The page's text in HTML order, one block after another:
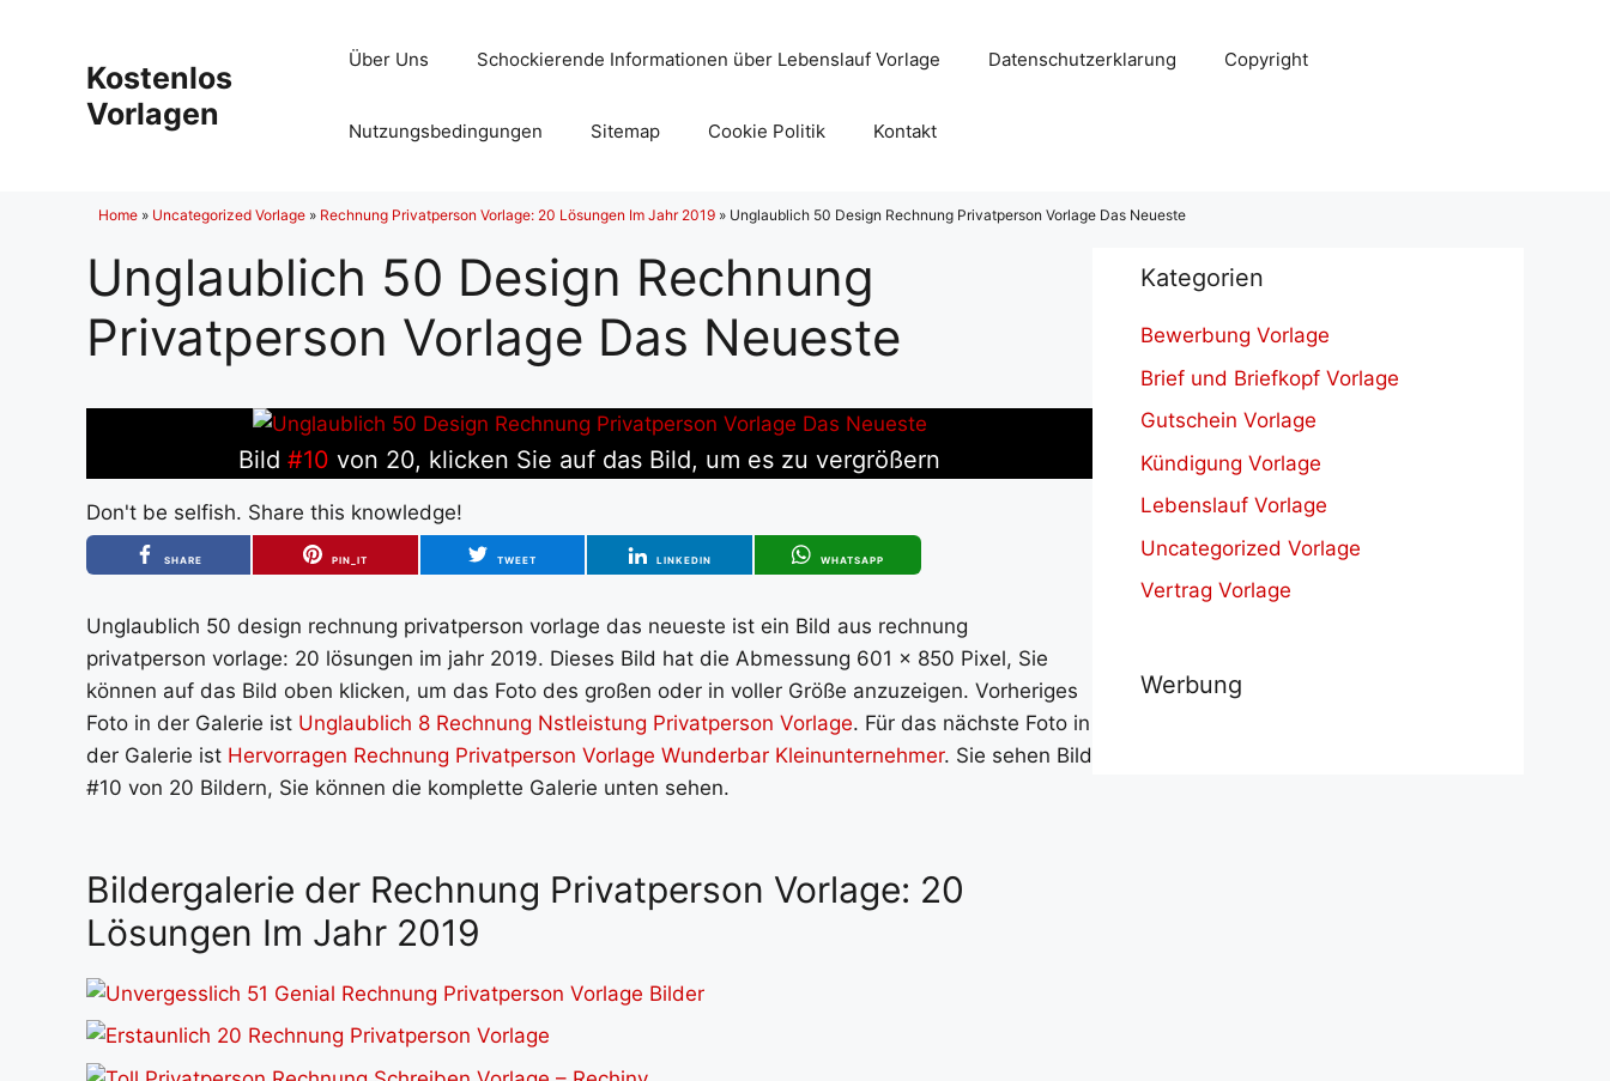
Kostenlos
Vorlagen
Über Uns Schockierende Informationen über Lebenslauf Vorlage Datenschutzerklarung Copyright
Nutzungsbedingungen Sitemap Cookie Politik Kontakt
Home » Uncategorized Vorlage » Rechnung Privatperson Vorlage: 20 Lösungen Im Jahr 2019 » Unglaublich 50 Design Rechnung Privatperson Vorlage Das Neueste
Unglaublich 50 Design Rechnung
Privatperson Vorlage Das Neueste
Bild #10 von 20, klicken Sie auf das Bild, um es zu vergrößern
Don't be selfish. Share this knowledge!
SHARE PIN_IT TWEET LINKEDIN WHATSAPP
Unglaublich 50 design rechnung privatperson vorlage das neueste ist ein Bild aus rechnung
privatperson vorlage: 20 lösungen im jahr 2019. Dieses Bild hat die Abmessung 601 x 850 Pixel, Sie
können auf das Bild oben klicken, um das Foto des großen oder in voller Größe anzuzeigen. Vorheriges
Foto in der Galerie ist Unglaublich 8 Rechnung Nstleistung Privatperson Vorlage. Für das nächste Foto in
der Galerie ist Hervorragen Rechnung Privatperson Vorlage Wunderbar Kleinunternehmer. Sie sehen Bild
#10 von 20 Bildern, Sie können die komplette Galerie unten sehen.
Bildergalerie der Rechnung Privatperson Vorlage: 20
Lösungen Im Jahr 2019
Kategorien
Bewerbung Vorlage
Brief und Briefkopf Vorlage
Gutschein Vorlage
Kündigung Vorlage
Lebenslauf Vorlage
Uncategorized Vorlage
Vertrag Vorlage
Werbung